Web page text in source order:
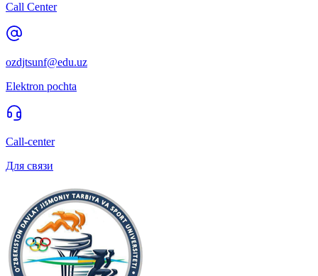
Call Center
ozdjtsunf@edu.uz
Elektron pochta
Call-center
Для связи